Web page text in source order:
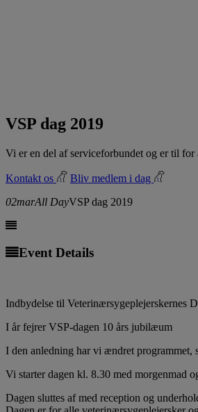
VSP dag 2019
Vi er en del af serviceforbundet og er til
Kontakt os
Bliv medlem i dag
02marAll DayVSP dag 2019
Event Details
Indbydelse til Veterinærsygeplejerskernes
I år fejrer VSP-dagen 10 års jubilæum
I den anledning har vi ændret programmet,
Vi starter dagen kl. 8.30 med morgenmad
Dagen sluttes af med reception og